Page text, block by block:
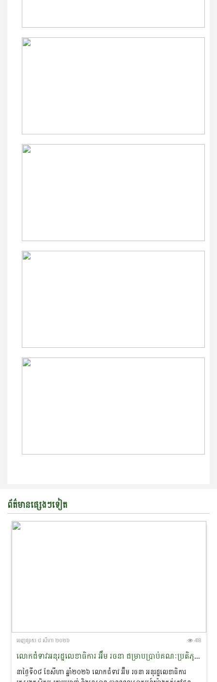
ព័ត៌មានផ្សេងៗទៀត
ចេញ​ផ្សាយ​ ៨ សីហា ២០២៦ 418
លោកជំទាវអនុរដ្ឋលេខាធិការ អ៊ឹម រចនា ជម្រាបប្រាប់គណៈប្រតិភូនាវាសន្តិភាពមេគង្គ-ឡានឆាង ថា៖ «សន្តិភាព ជាគ្រឹះដ៏សំខាន់នៃការអភិរក្សសត្វផ្សោតនៅកម្ពុជា»
នាថ្ងៃទី០៨ ខែសីហា ឆ្នាំ២០២៦ លោកជំទាវ អ៊ឹម រចនា អនុរដ្ឋលេខាធិការ